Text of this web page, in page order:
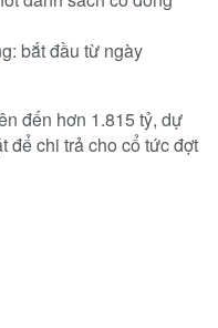
bắt đầu từ ngày
đến hơn 1.815 tỷ, dự
để chi trả cho cổ tức đợt